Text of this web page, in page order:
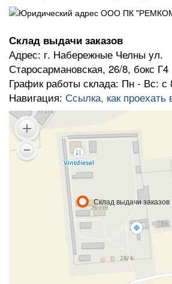
Склад выдачи заказов
Адрес: г. Набережные Челны ул.
Старосармановская, 26/8, бокс Г4
График работы склада: Пн - Вс: с
Навигация: Ссылка, как